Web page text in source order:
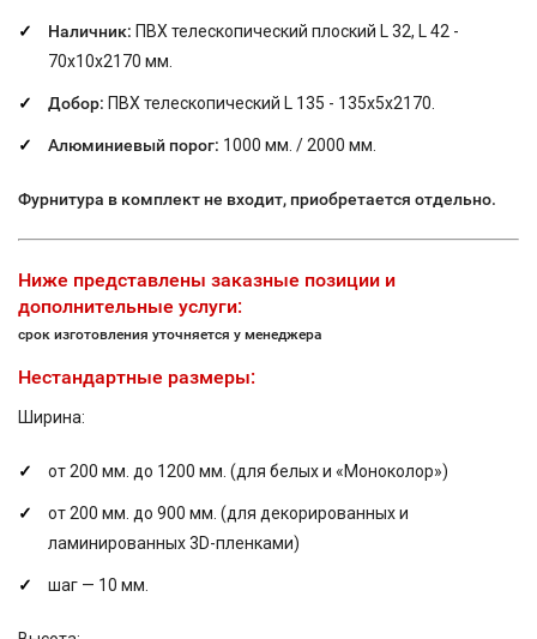
Наличник: ПВХ телескопический плоский L 32, L 42 -
70х10х2170 мм.
Добор: ПВХ телескопический L 135 - 135х5х2170.
Алюминиевый порог: 1000 мм. / 2000 мм.
Фурнитура в комплект не входит, приобретается отдельно.
Ниже представлены заказные позиции и
дополнительные услуги:
срок изготовления уточняется у менеджера
Нестандартные размеры:
Ширина:
от 200 мм. до 1200 мм. (для белых и «Моноколор»)
от 200 мм. до 900 мм. (для декорированных и
ламинированных 3D-пленками)
шаг — 10 мм.